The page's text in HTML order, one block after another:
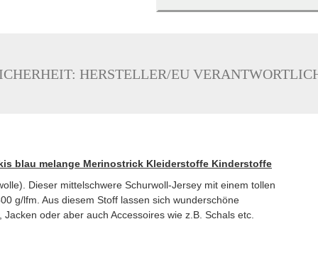
HERSTELLER/EU
blau melange Merinostrick Kleiderstoffe Kinderstoffe
Dieser mittelschwere Schurwoll-Jersey mit einem tollen
g/lfm. Aus diesem Stoff lassen sich wunderschöne
oder aber auch Accessoires wie z.B. Schals etc.